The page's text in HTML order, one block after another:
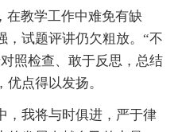
在教学工作中难免有缺
，试题评讲仍欠粗放。“不
照检查、敢于反思， 总结
点得以发扬。
，我将与时俱进，严于律